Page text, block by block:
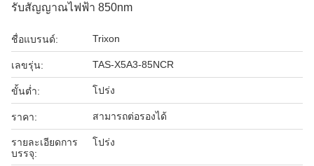
รับสัญญาณไฟฟ้า 850nm
ชื่อแบรนด์: Trixon
เลขรุ่น: TAS-X5A3-85NCR
ขั้นต่ำ: โปร่ง
ราคา: สามารถต่อรองได้
รายละเอียดการ
บรรจุ:
โปร่ง